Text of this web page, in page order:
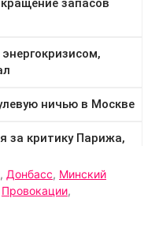
, Донбасс, Минский
Провокации,